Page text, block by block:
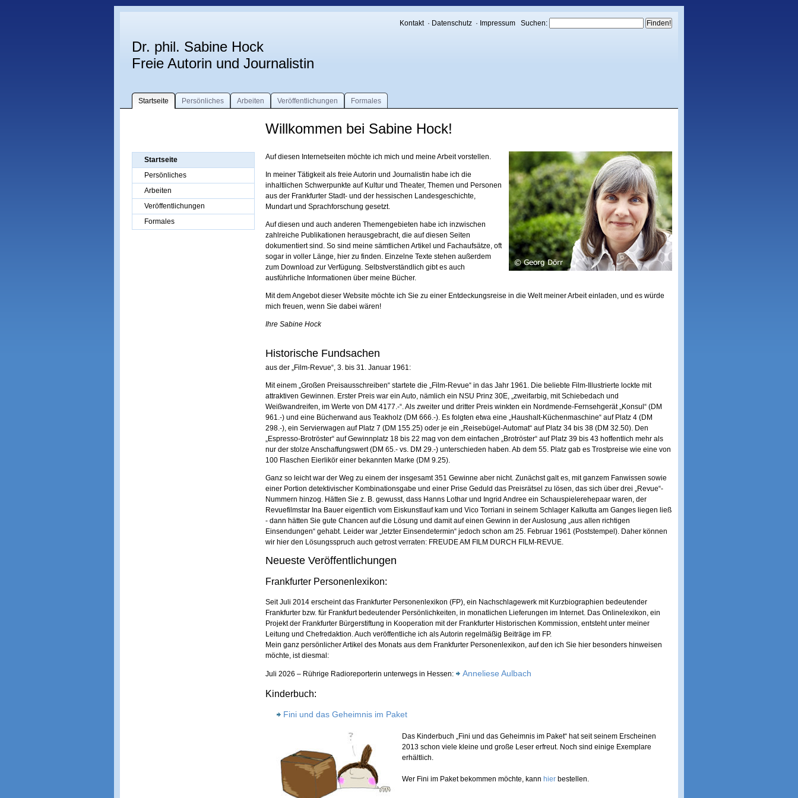
Kontakt · Datenschutz · Impressum Suchen:
Dr. phil. Sabine Hock
Freie Autorin und Journalistin
Startseite Persönliches Arbeiten Veröffentlichungen Formales
Willkommen bei Sabine Hock!
Auf diesen Internetseiten möchte ich mich und meine Arbeit vorstellen.
In meiner Tätigkeit als freie Autorin und Journalistin habe ich die
inhaltlichen Schwerpunkte auf Kultur und Theater, Themen und Personen
aus der Frankfurter Stadt- und der hessischen Landesgeschichte,
Mundart und Sprachforschung gesetzt.
Auf diesen und auch anderen Themengebieten habe ich inzwischen
zahlreiche Publikationen herausgebracht, die auf diesen Seiten
dokumentiert sind. So sind meine sämtlichen Artikel und Fachaufsätze, oft
sogar in voller Länge, hier zu finden. Einzelne Texte stehen außerdem
zum Download zur Verfügung. Selbstverständlich gibt es auch
ausführliche Informationen über meine Bücher.
Mit dem Angebot dieser Website möchte ich Sie zu einer Entdeckungsreise in die Welt meiner Arbeit einladen, und es würde
mich freuen, wenn Sie dabei wären!
Ihre Sabine Hock
Historische Fundsachen
aus der „Film-Revue“, 3. bis 31. Januar 1961:
Mit einem „Großen Preisausschreiben“ startete die „Film-Revue“ in das Jahr 1961. Die beliebte Film-Illustrierte lockte mit
attraktiven Gewinnen. Erster Preis war ein Auto, nämlich ein NSU Prinz 30E, „zweifarbig, mit Schiebedach und
Weißwandreifen, im Werte von DM 4177.-“. Als zweiter und dritter Preis winkten ein Nordmende-Fernsehgerät „Konsul“ (DM
961.-) und eine Bücherwand aus Teakholz (DM 666.-). Es folgten etwa eine „Haushalt-Küchenmaschine“ auf Platz 4 (DM
298.-), ein Servierwagen auf Platz 7 (DM 155.25) oder je ein „Reisebügel-Automat“ auf Platz 34 bis 38 (DM 32.50). Den
„Espresso-Brotröster“ auf Gewinnplatz 18 bis 22 mag von dem einfachen „Brotröster“ auf Platz 39 bis 43 hoffentlich mehr als
nur der stolze Anschaffungswert (DM 65.- vs. DM 29.-) unterschieden haben. Ab dem 55. Platz gab es Trostpreise wie eine von
100 Flaschen Eierlikör einer bekannten Marke (DM 9.25).
Ganz so leicht war der Weg zu einem der insgesamt 351 Gewinne aber nicht. Zunächst galt es, mit ganzem Fanwissen sowie
einer Portion detektivischer Kombinationsgabe und einer Prise Geduld das Preisrätsel zu lösen, das sich über drei „Revue“-
Nummern hinzog. Hätten Sie z. B. gewusst, dass Hanns Lothar und Ingrid Andree ein Schauspielerehepaar waren, der
Revuefilmstar Ina Bauer eigentlich vom Eiskunstlauf kam und Vico Torriani in seinem Schlager Kalkutta am Ganges liegen ließ
- dann hätten Sie gute Chancen auf die Lösung und damit auf einen Gewinn in der Auslosung „aus allen richtigen
Einsendungen“ gehabt. Leider war „letzter Einsendetermin“ jedoch schon am 25. Februar 1961 (Poststempel). Daher können
wir hier den Lösungsspruch auch getrost verraten: FREUDE AM FILM DURCH FILM-REVUE.
Neueste Veröffentlichungen
Frankfurter Personenlexikon:
Seit Juli 2014 erscheint das Frankfurter Personenlexikon (FP), ein Nachschlagewerk mit Kurzbiographien bedeutender
Frankfurter bzw. für Frankfurt bedeutender Persönlichkeiten, in monatlichen Lieferungen im Internet. Das Onlinelexikon, ein
Projekt der Frankfurter Bürgerstiftung in Kooperation mit der Frankfurter Historischen Kommission, entsteht unter meiner
Leitung und Chefredaktion. Auch veröffentliche ich als Autorin regelmäßig Beiträge im FP.
Mein ganz persönlicher Artikel des Monats aus dem Frankfurter Personenlexikon, auf den ich Sie hier besonders hinweisen
möchte, ist diesmal:
Juli 2026 – Rührige Radioreporterin unterwegs in Hessen: Anneliese Aulbach
Kinderbuch:
Fini und das Geheimnis im Paket
Das Kinderbuch „Fini und das Geheimnis im Paket“ hat seit seinem Erscheinen
2013 schon viele kleine und große Leser erfreut. Noch sind einige Exemplare
erhältlich.
Wer Fini im Paket bekommen möchte, kann hierbestellen.
Startseite
Persönliches
Arbeiten
Veröffentlichungen
Formales